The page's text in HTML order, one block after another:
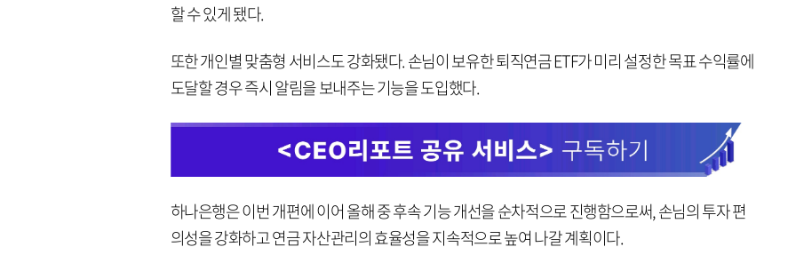
할 수 있게 됐다.
또한 개인별 맞춤형 서비스도 강화됐다. 손님이 보유한 퇴직연금 ETF가 미리 설정한 목표 수익률에
도달할 경우 즉시 알림을 보내주는 기능을 도입했다.
하나은행은 이번 개편에 이어 올해 중 후속 기능 개선을 순차적으로 진행함으로써, 손님의 투자 편
의성을 강화하고 연금 자산관리의 효율성을 지속적으로 높여 나갈 계획이다.